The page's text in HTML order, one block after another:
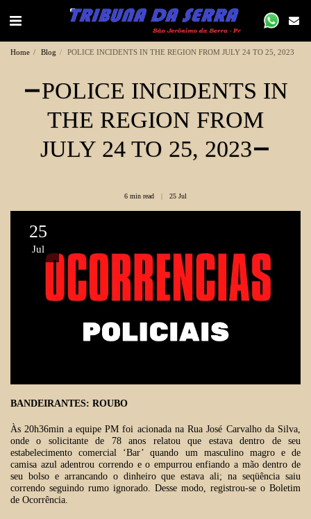
Home Blog POLICE INCIDENTS IN THE REGION FROM JULY 24 TO 25, 2023
POLICE INCIDENTS IN
THE REGION FROM
JULY 24 TO 25, 2023
6 min read 25 Jul
25
Jul
BANDEIRANTES: ROUBO
Às 20h36min a equipe PM foi acionada na Rua José Carvalho da Silva,
onde o solicitante de 78 anos relatou que estava dentro de seu
estabelecimento comercial ‘Bar’ quando um masculino magro e de
camisa azul adentrou correndo e o empurrou enfiando a mão dentro de
seu bolso e arrancando o dinheiro que estava ali; na seqüência saiu
correndo seguindo rumo ignorado. Desse modo, registrou-se o Boletim
de Ocorrência.